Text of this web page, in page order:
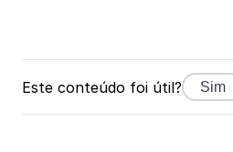
Este conteúdo foi útil? Sim